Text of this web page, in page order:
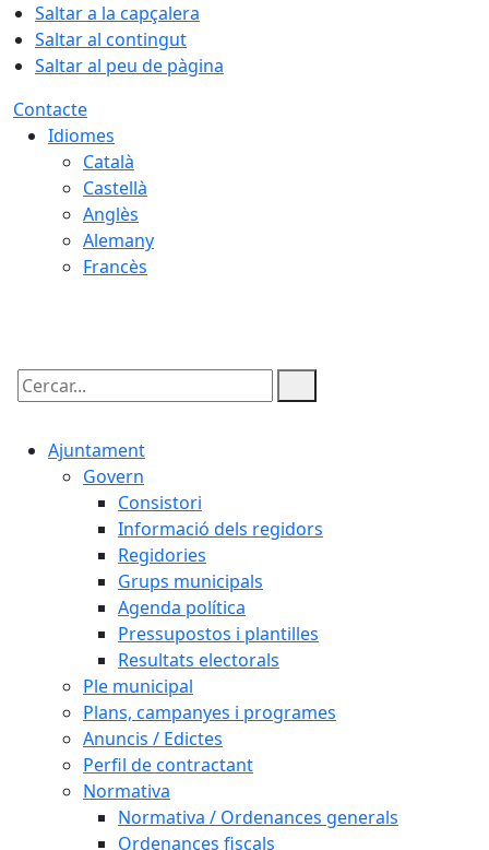
Saltar a la capçalera
Saltar al contingut
Saltar al peu de pàgina
Contacte
Idiomes
Català
Castellà
Anglès
Alemany
Francès
Cercar:
Ajuntament
Govern
Consistori
Informació dels regidors
Regidories
Grups municipals
Agenda política
Pressupostos i plantilles
Resultats electorals
Ple municipal
Plans, campanyes i programes
Anuncis / Edictes
Perfil de contractant
Normativa
Normativa / Ordenances generals
Ordenances fiscals